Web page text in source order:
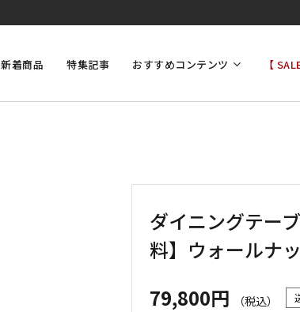
新着商品 特集記事 おすすめコンテンツ 【
ダイニングテー
料】ウォールナ
79,800円
（税込）